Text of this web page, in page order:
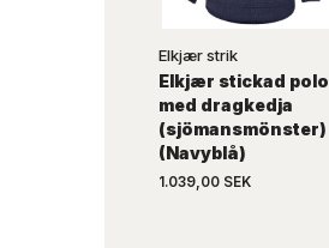
Elkjær strik
Elkjær stickad polo
med dragkedja
(sjömansmönster)
(Navyblå)
1.039,00 SEK